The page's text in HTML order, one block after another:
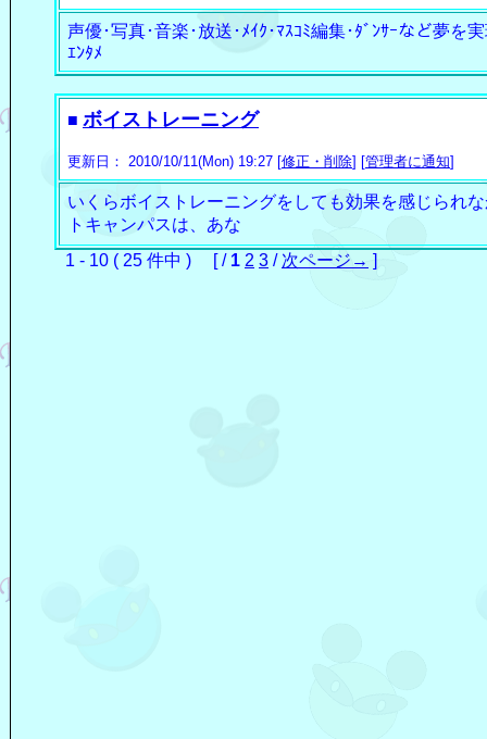
声優･写真･音楽･放送･ﾒｲｸ･ﾏｽｺﾐ編集･ﾀﾞﾝｻｰなど夢を
ｴﾝﾀﾒ
■ ボイストレーニング
更新日： 2010/10/11(Mon) 19:27 [修正・削除] [管理者に通知]
いくらボイストレーニングをしても効果を感じられ
トキャンパスは、あな
1 - 10 ( 25 件中 ) [ / 1 2 3 / 次ページ→ ]